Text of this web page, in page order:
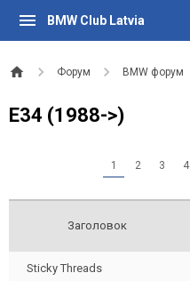
BMW Club Latvia
Форум BMW форум
E34 (1988->)
1 2 3 4
Заголовок
Sticky Threads